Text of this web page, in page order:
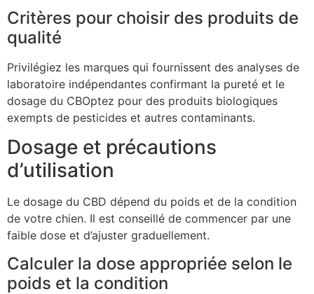
Critères pour choisir des produits de
qualité
Privilégiez les marques qui fournissent des analyses de
laboratoire indépendantes confirmant la pureté et le
dosage du CBOptez pour des produits biologiques
exempts de pesticides et autres contaminants.
Dosage et précautions
d’utilisation
Le dosage du CBD dépend du poids et de la condition
de votre chien. Il est conseillé de commencer par une
faible dose et d’ajuster graduellement.
Calculer la dose appropriée selon le
poids et la condition